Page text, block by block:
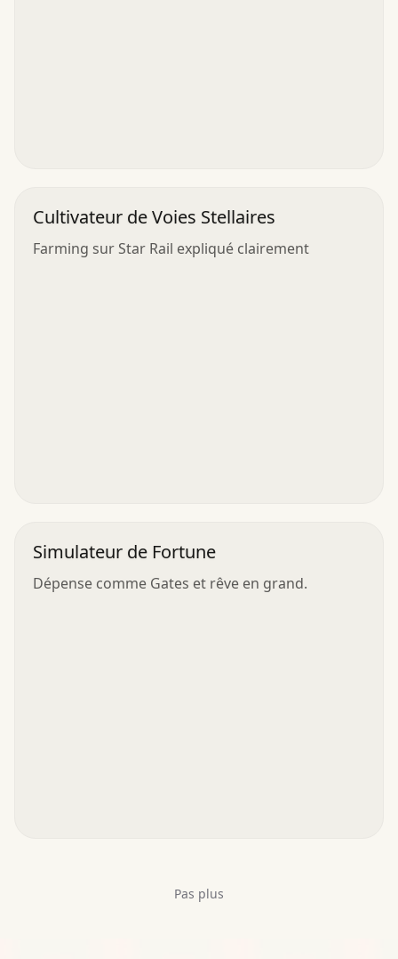
Cultivateur de Voies Stellaires
Farming sur Star Rail expliqué clairement
Simulateur de Fortune
Dépense comme Gates et rêve en grand.
Pas plus